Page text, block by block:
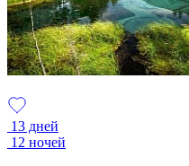
13 дней
12 ночей